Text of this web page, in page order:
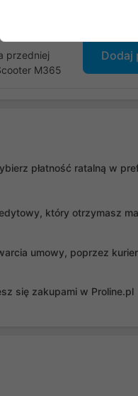
opinie
przedniej
M365
Dodaj
płatność ratalną w
który otrzymasz
umowy, poprzez
się zakupami w Proline.pl